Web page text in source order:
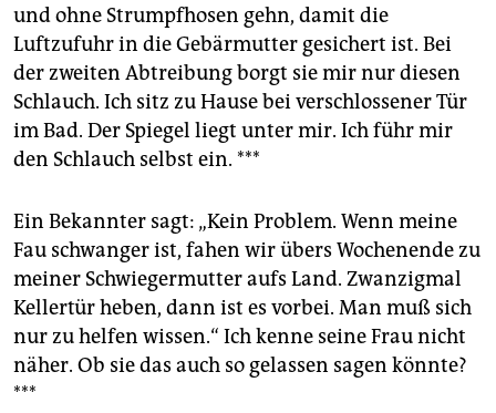
und ohne Strumpfhosen gehn, damit die
Luftzufuhr in die Gebärmutter gesichert ist. Bei
der zweiten Abtreibung borgt sie mir nur diesen
Schlauch. Ich sitz zu Hause bei verschlossener Tür
im Bad. Der Spiegel liegt unter mir. Ich führ mir
den Schlauch selbst ein. ***
Ein Bekannter sagt: „Kein Problem. Wenn meine
Fau schwanger ist, fahen wir übers Wochenende zu
meiner Schwiegermutter aufs Land. Zwanzigmal
Kellertür heben, dann ist es vorbei. Man muß sich
nur zu helfen wissen.“ Ich kenne seine Frau nicht
näher. Ob sie das auch so gelassen sagen könnte?
***